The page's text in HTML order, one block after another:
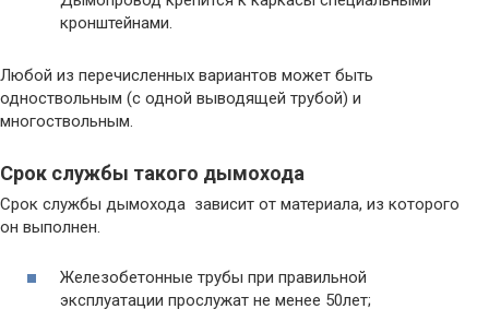
кронштейнами.
Любой из перечисленных вариантов может быть
одноствольным (с одной выводящей трубой) и
многоствольным.
Срок службы такого дымохода
Срок службы дымохода зависит от материала, из которого
он выполнен.
Железобетонные трубы при правильной
эксплуатации прослужат не менее 50лет;